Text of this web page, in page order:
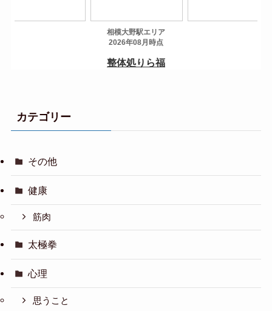
カテゴリー
その他
健康
筋肉
太極拳
心理
思うこと